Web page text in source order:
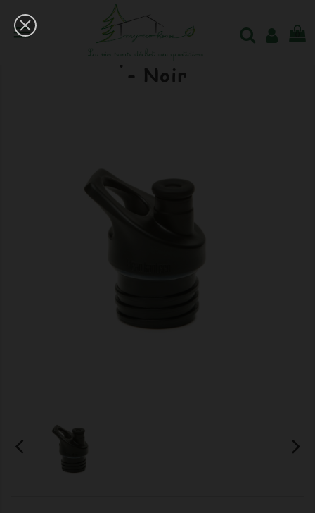

Bouchon Sport Kleankanteen
- Noir